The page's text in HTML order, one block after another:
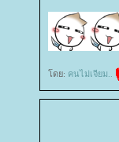
ดย: คนไม่เจียม..